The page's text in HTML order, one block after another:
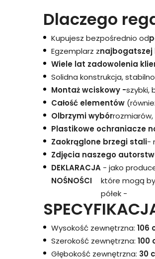
Dlaczego
Kupujesz bezpośrednio od
Egzemplarz znajbogatszej
Wiele lat zadowolenia
Solidna konstrukcja,
Montaż wciskowy -szybki,
Całość elementów
Olbrzymi wybórrozmiarów,
Plastikowe ochraniacze
Zaokrąglone brzegi stali-
Zdjęcia naszego
DEKLARACJA
NOŚNOŚCI
- jako
które mogą
półek -
Wysokość zewnętrzna: 106
Szerokość zewnętrzna: 100
Głębokość zewnętrzna: 30